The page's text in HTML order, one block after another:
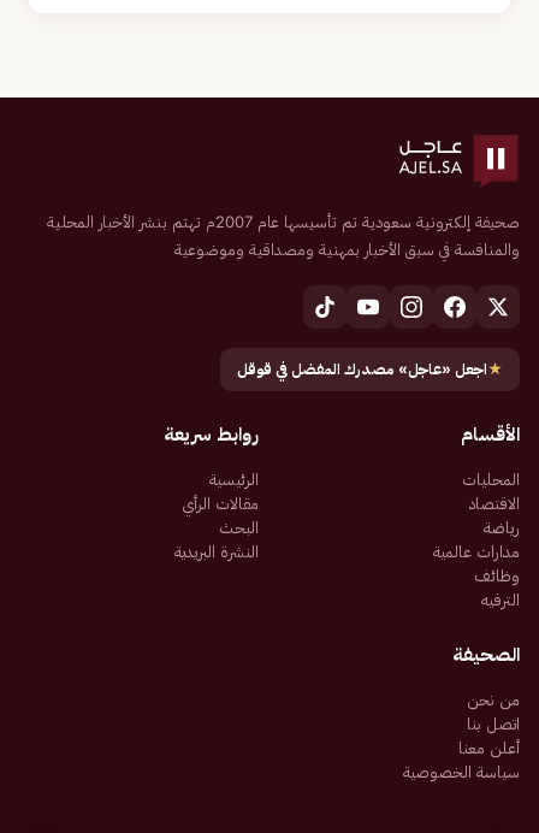
صحيفة إلكترونية سعودية تم تأسيسها عام 2007م تهتم بنشر الأخبار المحلية
والمنافسة في سبق الأخبار بمهنية ومصداقية وموضوعية
★اجعل «عاجل» مصدرك المفضل في قوقل
الأقسام
المحليات
الاقتصاد
رياضة
مدارات عالمية
وظائف
الترفيه
روابط سريعة
الرئيسية
مقالات الرأي
البحث
النشرة البريدية
الصحيفة
من نحن
اتصل بنا
أعلن معنا
سياسة الخصوصية